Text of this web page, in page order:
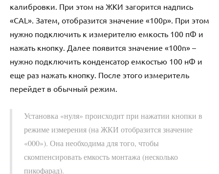
калибровки. При этом на ЖКИ загорится надпись
«CAL». Затем, отобразится значение «100p». При этом
нужно подключить к измерителю емкость 100 пФ и
нажать кнопку. Далее появится значение «100n» –
нужно подключить конденсатор емкостью 100 нФ и
еще раз нажать кнопку. После этого измеритель
перейдет в обычный режим.
Установка «нуля» происходит при нажатии кнопки в
режиме измерения (на ЖКИ отобразится значение
«000»). Она необходима для того, чтобы
скомпенсировать емкость монтажа (несколько
пикофарад).